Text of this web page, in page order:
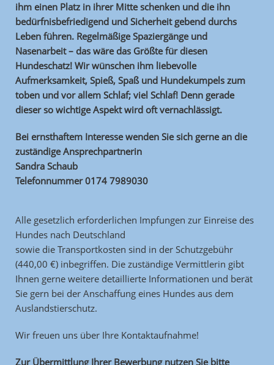
ihm einen Platz in ihrer Mitte schenken und die ihn
bedürfnisbefriedigend und Sicherheit gebend durchs
Leben führen. Regelmäßige Spaziergänge und
Nasenarbeit – das wäre das Größte für diesen
Hundeschatz! Wir wünschen ihm liebevolle
Aufmerksamkeit, Spieß, Spaß und Hundekumpels zum
toben und vor allem Schlaf; viel Schlaf! Denn gerade
dieser so wichtige Aspekt wird oft vernachlässigt.
Bei ernsthaftem Interesse wenden Sie sich gerne an die
zuständige Ansprechpartnerin
Sandra Schaub
Telefonnummer 0174 7989030
Alle gesetzlich erforderlichen Impfungen zur Einreise des
Hundes nach Deutschland
sowie die Transportkosten sind in der Schutzgebühr
(440,00 €) inbegriffen. Die zuständige Vermittlerin gibt
Ihnen gerne weitere detaillierte Informationen und berät
Sie gern bei der Anschaffung eines Hundes aus dem
Auslandstierschutz.
Wir freuen uns über Ihre Kontaktaufnahme!
Zur Übermittlung Ihrer Bewerbung nutzen Sie bitte